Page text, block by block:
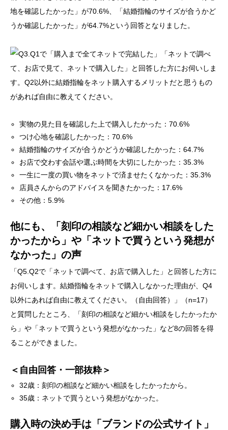
地を確認したかった」が70.6%、「結婚指輪のサイズが合うかど
うか確認したかった」が64.7%という回答となりました。
実物の見た目を確認した上で購入したかった：70.6%
つけ心地を確認したかった：70.6%
結婚指輪のサイズが合うかどうか確認したかった：64.7%
お店で交わす会話や選ぶ時間を大切にしたかった：35.3%
一生に一度の買い物をネットで済ませたくなかった：35.3%
店員さんからのアドバイスを聞きたかった：17.6%
その他：5.9%
他にも、「刻印の相談など細かい相談をした
かったから」や「ネットで買うという発想が
なかった」の声
「Q5.Q2で「ネットで調べて、お店で購入した」と回答した方に
お伺いします。結婚指輪をネットで購入しなかった理由が、Q4
以外にあれば自由に教えてください。（自由回答）」（n=17）
と質問したところ、「刻印の相談など細かい相談をしたかったか
ら」や「ネットで買うという発想がなかった」など8の回答を得
ることができました。
＜自由回答・一部抜粋＞
32歳：刻印の相談など細かい相談をしたかったから。
35歳：ネットで買うという発想がなかった。
購入時の決め手は「ブランドの公式サイト」